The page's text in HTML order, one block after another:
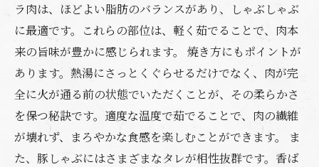
ラ肉は、ほどよい脂肪のバランスがあり、しゃぶしゃぶ
に最適です。これらの部位は、軽く茹でることで、肉本
来の旨味が豊かに感じられます。 焼き方にもポイントが
あります。熱湯にさっとくぐらせるだけでなく、肉が完
全に火が通る前の状態でいただくことが、その柔らかさ
を保つ秘訣です。適度な温度で茹でることで、肉の繊維
が壊れず、まろやかな食感を楽しむことができます。 ま
た、豚しゃぶにはさまざまなタレが相性抜群です。香ば